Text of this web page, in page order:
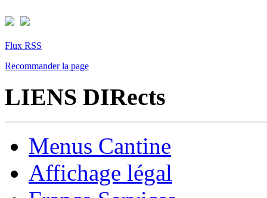
Flux RSS
Recommander la page
LIENS DIRects
Menus Cantine
Affichage légal